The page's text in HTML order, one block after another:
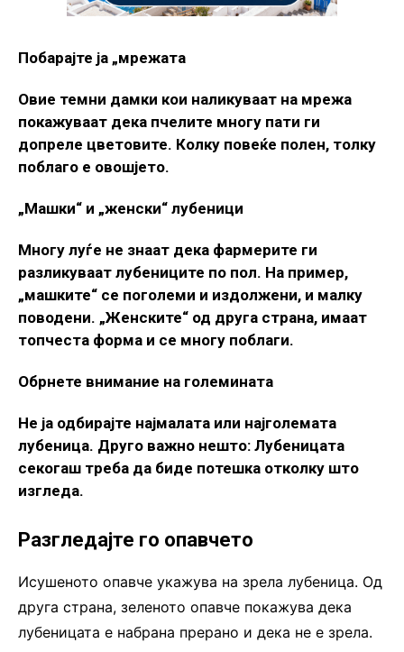
Побарајте ја „мрежата
Овие темни дамки кои наликуваат на мрежа
покажуваат дека пчелите многу пати ги
допреле цветовите. Колку повеќе полен, толку
поблаго е овошјето.
„Машки“ и „женски“ лубеници
Многу луѓе не знаат дека фармерите ги
разликуваат лубениците по пол. На пример,
„машките“ се поголеми и издолжени, и малку
поводени. „Женските“ од друга страна, имаат
топчеста форма и се многу поблаги.
Обрнете внимание на големината
Не ја одбирајте најмалата или најголемата
лубеница. Друго важно нешто: Лубеницата
секогаш треба да биде потешка отколку што
изгледа.
Разгледајте го опавчето
Исушеното опавче укажува на зрела лубеница. Од
друга страна, зеленото опавче покажува дека
лубеницата е набрана прерано и дека не е зрела.